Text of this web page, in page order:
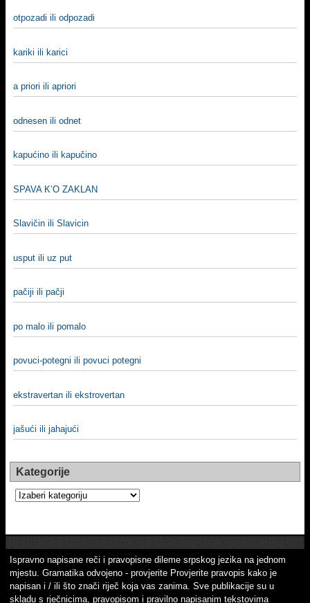
otpozadi ili odpozadi
kariki ili karici
a priori ili apriori
odnesen ili odnet
kapućino ili kapučino
SPAVA K’O ZAKLAN
Slavičin ili Slavicin
usput ili uz put
pačiji ili pačji
po malo ili pomalo
povuci-potegni ili povuci potegni
ekstravertan ili ekstrovertan
jašući ili jahajući
Kategorije
Kategorije
Ispravno napisane reči i pravopisne dileme srpskog jezika na jednom
mjestu. Gramatika odvojeno - provjerite Provjerite pravopis kako je
napisan i / ili što znači riječ koja vas zanima. Sve publikacije su u
skladu s rječnicima, pravopisom i pravilno napisanim tekstovima